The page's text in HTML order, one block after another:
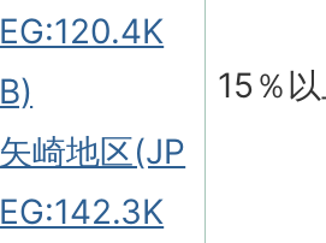
EG:120.4K
B)
矢崎地区(JP
EG:142.3K
15％